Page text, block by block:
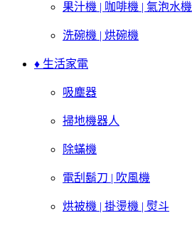
果汁機 | 咖啡機 | 氣泡水機
洗碗機 | 烘碗機
♦ 生活家電
吸塵器
掃地機器人
除蟎機
電刮鬍刀 | 吹風機
烘被機 | 掛燙機 | 熨斗